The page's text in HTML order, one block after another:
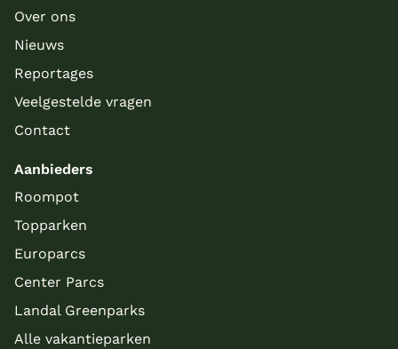
Over ons
Nieuws
Reportages
Veelgestelde vragen
Contact
Aanbieders
Roompot
Topparken
Europarcs
Center Parcs
Landal Greenparks
Alle vakantieparken